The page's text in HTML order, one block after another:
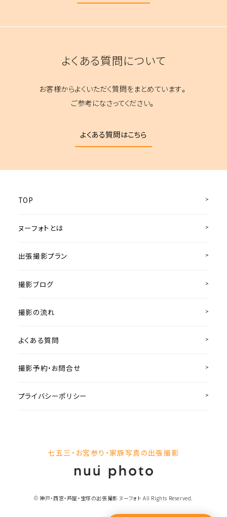
よくある質問について
お客様からよくいただく質問をまとめています。
ご参考になさってください。
よくある質問はこちら
TOP
ヌーフォトとは
出張撮影プラン
撮影ブログ
撮影の流れ
よくある質問
撮影予約・お問合せ
プライバシーポリシー
七五三・お宮参り・家族写真の出張撮影
© 神戸・西宮・芦屋・宝塚の出張撮影 ヌーフォト All Rights Reserved.